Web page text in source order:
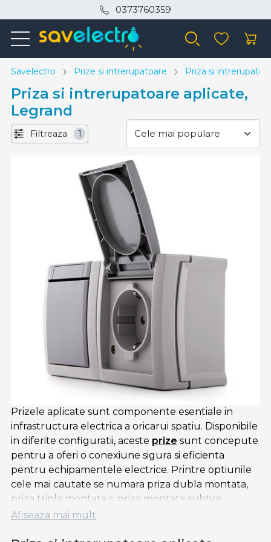
0373760359
Savelectro Prize si intrerupatoare Priza si
Priza si intrerupatoare aplicate,
Legrand
Filtreaza 1
Prizele aplicate sunt componente esentiale in
infrastructura electrica a oricarui spatiu. Disponibile
in diferite configuratii, aceste prize sunt concepute
pentru a oferi o conexiune sigura si eficienta
pentru echipamentele electrice. Printre optiunile
cele mai cautate se numara priza dubla montata,
priza tripla montata si priza montata subtire.
Acestea includ comutatoare montate sau
comutatoare subtiri pentru a oferi utilizatorilor un
Afiseaza mai mult